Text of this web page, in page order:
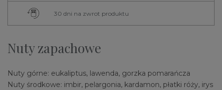
30 dni na zwrot produktu
Nuty zapachowe
Nuty górne: eukaliptus, lawenda, gorzka pomarańcza
Nuty środkowe: imbir, pelargonia, kardamon, płatki róży, irys